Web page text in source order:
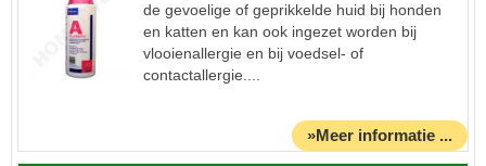
de gevoelige of geprikkelde huid bij honden
en katten en kan ook ingezet worden bij
vlooienallergie en bij voedsel- of
contactallergie....
»Meer informatie ...